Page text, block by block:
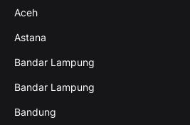
Aceh
Astana
Bandar Lampung
Bandar Lampung
Bandung